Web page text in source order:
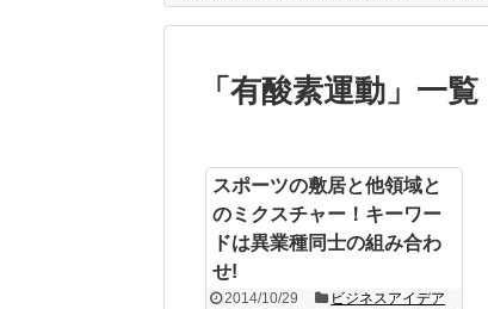
「 有酸素運動 」 一覧
スポーツの敷居と他領域と
のミクスチャー！キーワー
ドは異業種同士の組み合わ
せ!
2014/10/29 ビジネスアイデア